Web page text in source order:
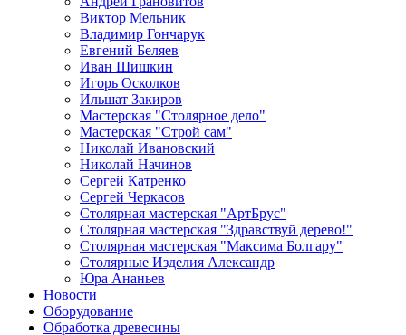
Виктор Мельник
Владимир Гончарук
Евгений Беляев
Иван Шишкин
Игорь Осколков
Ильшат Закиров
Мастерская "Столярное дело"
Мастерская "Строй сам"
Николай Ивановский
Николай Начинов
Сергей Катренко
Сергей Черкасов
Столярная мастерская "АртБрус"
Столярная мастерская "Здравствуй дерево!"
Столярная мастерская "Максима Болгару"
Столярные Изделия Александр
Юра Ананьев
Новости
Оборудование
Обработка древесины